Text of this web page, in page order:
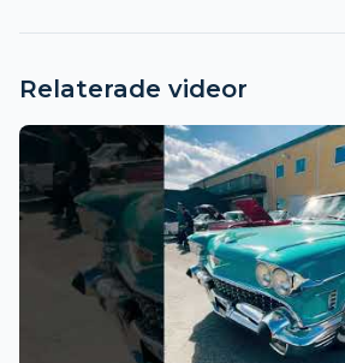
Relaterade videor